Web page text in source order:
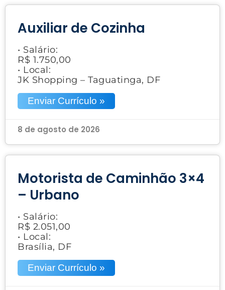
Auxiliar de Cozinha
• Salário:
R$ 1.750,00
• Local:
JK Shopping – Taguatinga, DF
Enviar Currículo »
8 de agosto de 2026
Motorista de Caminhão 3×4
– Urbano
• Salário:
R$ 2.051,00
• Local:
Brasília, DF
Enviar Currículo »